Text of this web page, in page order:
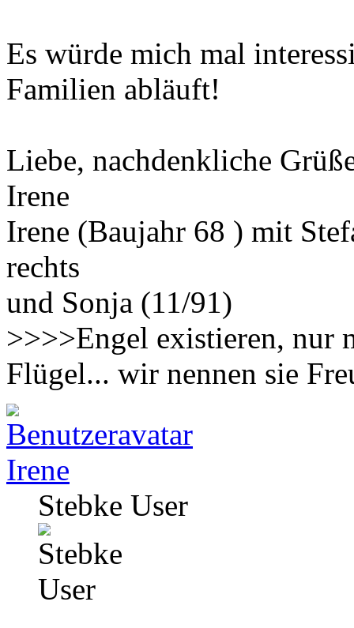
Es würde mich mal
Familien abläuft!
Liebe, nachdenkliche
Irene
Irene (Baujahr 68 ) mit
rechts
und Sonja (11/91)
>>>>Engel existieren, nur
Flügel... wir nennen sie
Irene
Stebke User